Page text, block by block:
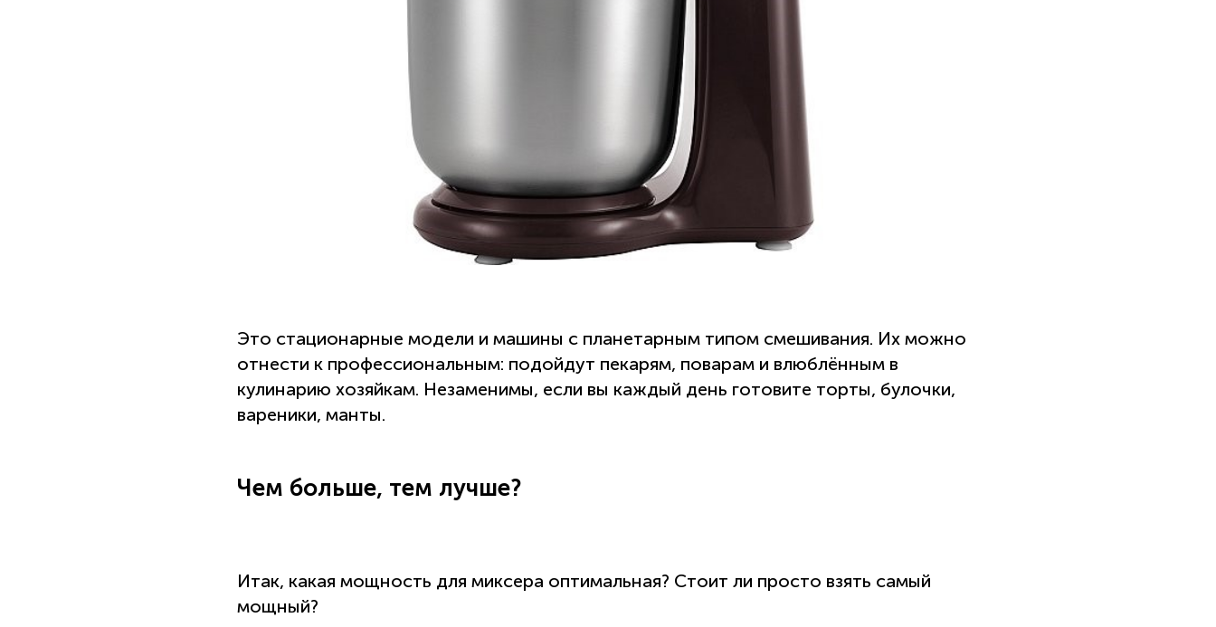
Это стационарные модели и машины с планетарным типом смешивания. Их можно
отнести к профессиональным: подойдут пекарям, поварам и влюблённым в
кулинарию хозяйкам. Незаменимы, если вы каждый день готовите торты, булочки,
вареники, манты.
Чем больше, тем лучше?
Итак, какая мощность для миксера оптимальная? Стоит ли просто взять самый
мощный?